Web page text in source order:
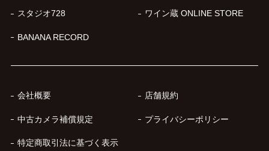
スタジオ728 ワイン蔵 ONLINE STORE
BANANA RECORD
会社概要 店舗規約
中古カメラ補償規定 プライバシーポリシー
特定商取引法に基づく表示